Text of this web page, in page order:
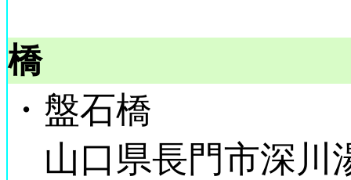
橋
・盤石橋
山口県長門市深川